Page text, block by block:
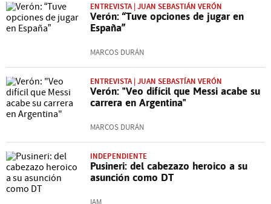
ENTREVISTA | JUAN SEBASTIÁN VERÓN
Verón: “Tuve opciones de jugar en
España”
MARCOS DURÁN
ENTREVISTA | JUAN SEBASTÍAN VERÓN
Verón: "Veo difícil que Messi acabe su
carrera en Argentina"
MARCOS DURÁN
INDEPENDIENTE
Pusineri: del cabezazo heroico a su
asunción como DT
IAM